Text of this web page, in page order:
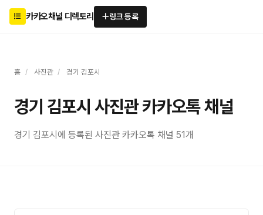
카카오채널 디렉토리 링크 등록
홈 / 사진관 / 경기 김포시
경기 김포시 사진관 카카오톡 채널
경기 김포시에 등록된 사진관 카카오톡 채널 51개